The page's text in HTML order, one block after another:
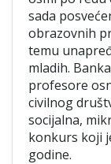
sada
obrazovnih
temu
mladih.
profesore
civilnog
socijalna,
konkurs koji
godine.